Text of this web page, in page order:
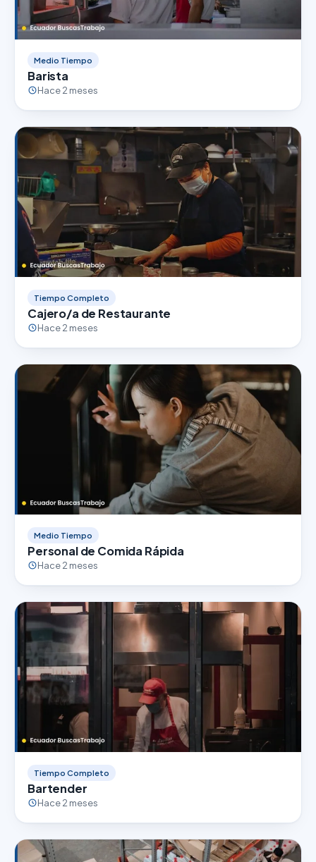
Medio Tiempo
Barista
Hace 2 meses
Tiempo Completo
Cajero/a de Restaurante
Hace 2 meses
Medio Tiempo
Personal de Comida Rápida
Hace 2 meses
Tiempo Completo
Bartender
Hace 2 meses